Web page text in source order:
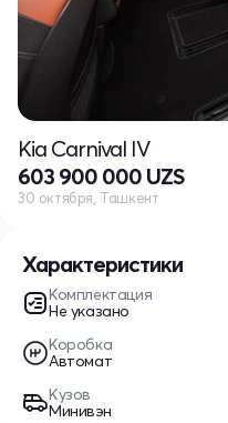
Характеристики
Комплектация
Не указано
Коробка
Автомат
Кузов
Минивэн
Kia Carnival IV
603 900 000 UZS
30 октября, Ташкент